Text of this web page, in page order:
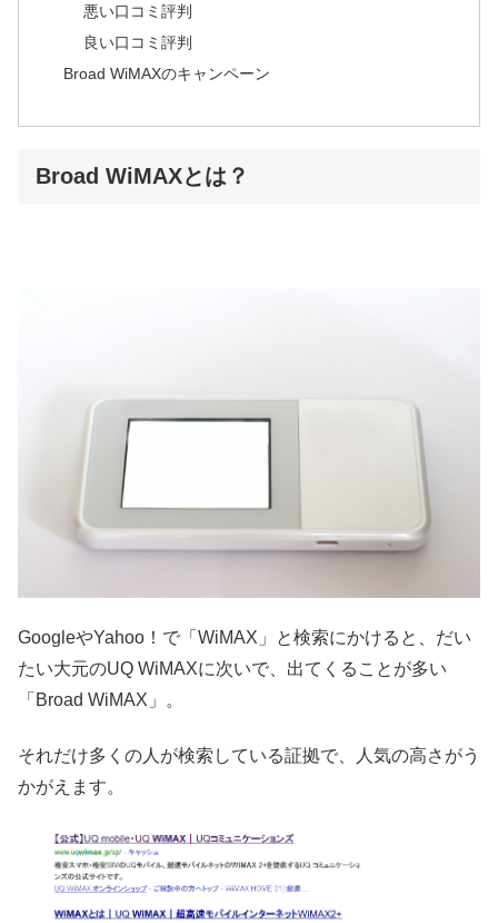
悪い口コミ評判
良い口コミ評判
Broad WiMAXのキャンペーン
Broad WiMAXとは？
GoogleやYahoo！で「WiMAX」と検索にかけると、だい
たい大元のUQ WiMAXに次いで、出てくることが多い
「Broad WiMAX」。
それだけ多くの人が検索している証拠で、人気の高さがう
かがえます。